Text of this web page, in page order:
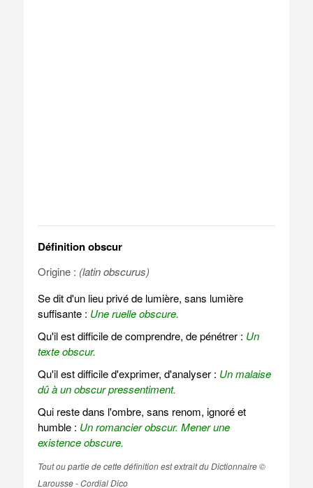
Définition obscur
Origine : (latin obscurus)
Se dit d'un lieu privé de lumière, sans lumière
suffisante : Une ruelle obscure.
Qu'il est difficile de comprendre, de pénétrer : Un
texte obscur.
Qu'il est difficile d'exprimer, d'analyser : Un malaise
dû à un obscur pressentiment.
Qui reste dans l'ombre, sans renom, ignoré et
humble : Un romancier obscur. Mener une
existence obscure.
Tout ou partie de cette définition est extrait du Dictionnaire ©
Larousse - Cordial Dico